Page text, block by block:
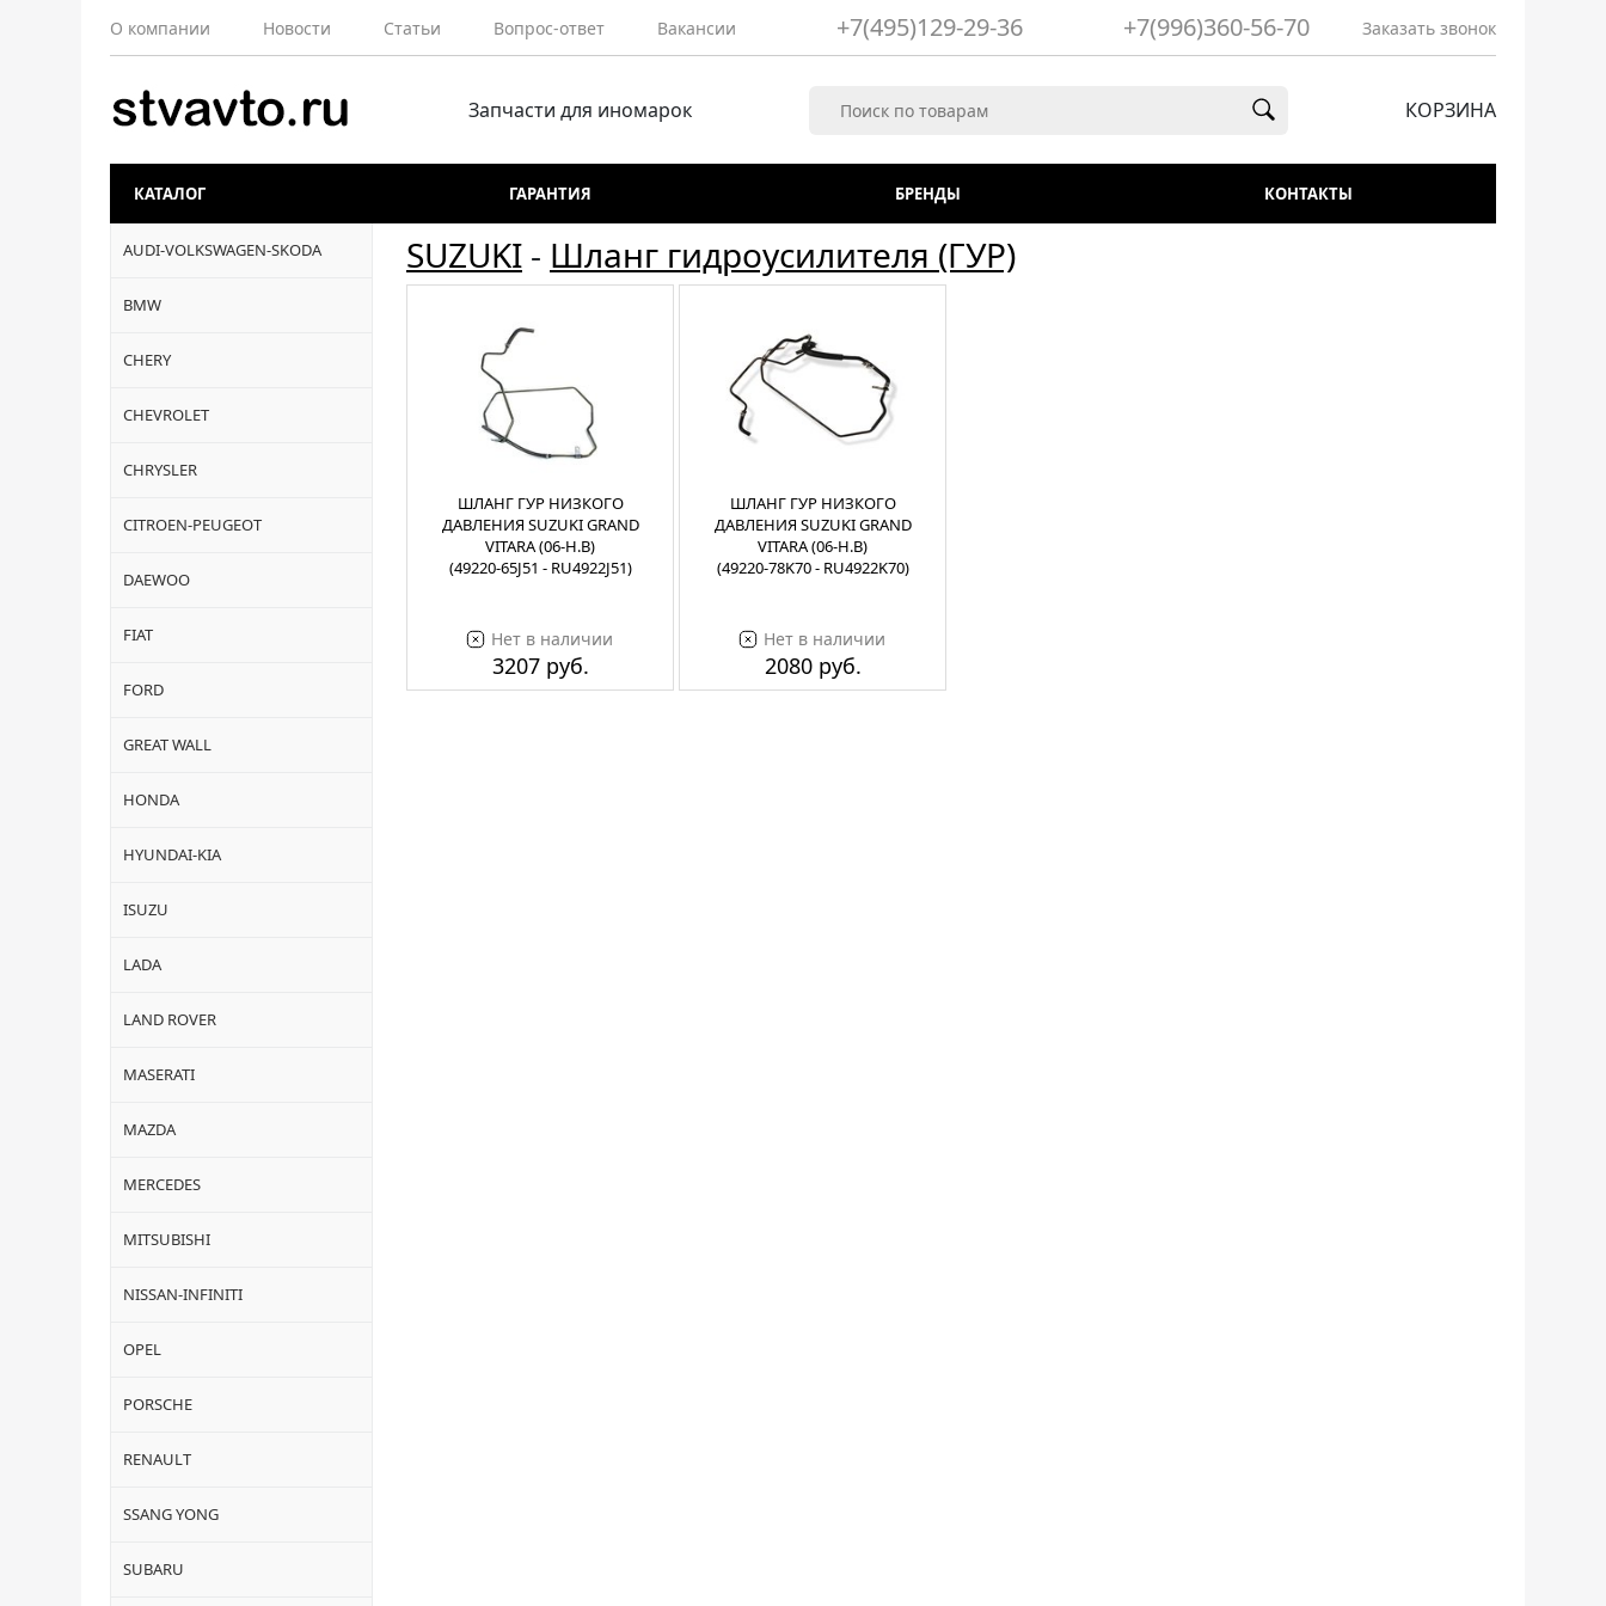
О компании Новости Статьи Вопрос-ответ Вакансии +7(495)129-29-36 +7(996)360-56-70 Заказать звонок
Запчасти для иномарок КОРЗИНА
КАТАЛОГ ГАРАНТИЯ БРЕНДЫ КОНТАКТЫ
AUDI-VOLKSWAGEN-SKODA
BMW
CHERY
CHEVROLET
CHRYSLER
CITROEN-PEUGEOT
DAEWOO
FIAT
FORD
GREAT WALL
HONDA
HYUNDAI-KIA
ISUZU
LADA
LAND ROVER
MASERATI
MAZDA
MERCEDES
MITSUBISHI
NISSAN-INFINITI
OPEL
PORSCHE
RENAULT
SSANG YONG
SUBARU
SUZUKI - Шланг гидроусилителя (ГУР)
ШЛАНГ ГУР НИЗКОГО
ДАВЛЕНИЯ SUZUKI GRAND
VITARA (06-Н.В)
(49220-65J51 - RU4922J51)
Нет в наличии
3207 руб.
ШЛАНГ ГУР НИЗКОГО
ДАВЛЕНИЯ SUZUKI GRAND
VITARA (06-Н.В)
(49220-78K70 - RU4922K70)
Нет в наличии
2080 руб.